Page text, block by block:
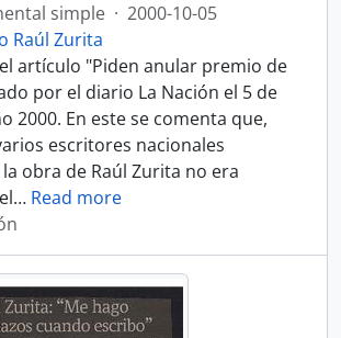
simple · 2000-10-05
Raúl Zurita
artículo "Piden anular premio de
por el diario La Nación el 5 de
2000. En este se comenta que,
escritores nacionales
obra de Raúl Zurita no era
… Read more